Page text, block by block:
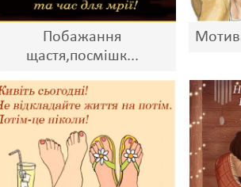
Побажання
щастя,посмішк...